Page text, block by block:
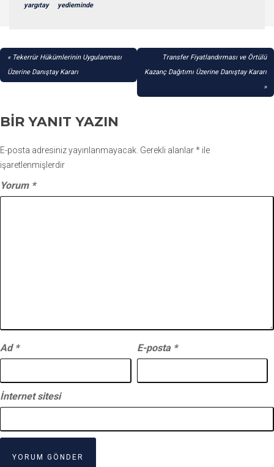
yargıtay yedieminde
YAZI
GEZINMESI
Tekerrür Hükümlerinin Uygulanması
Üzerine Danıştay Kararı
Transfer Fiyatlandırması ve Örtülü
Kazanç Dağıtımı Üzerine Danıştay Kararı
BIR YANIT YAZIN
E-posta adresiniz yayınlanmayacak. Gerekli alanlar* ile
işaretlenmişlerdir
Yorum *
Ad * E-posta *
İnternet sitesi